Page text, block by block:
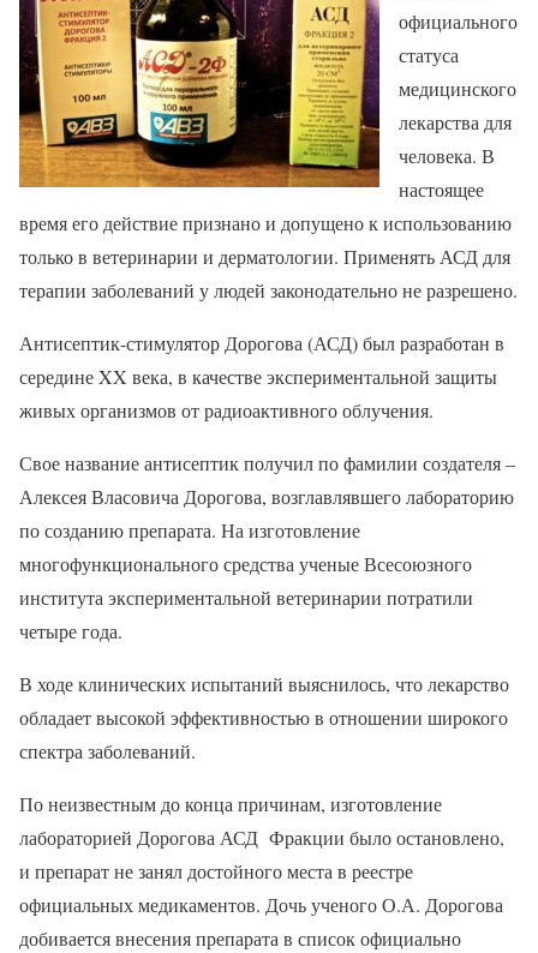
официального
статуса
медицинского
лекарства для
человека. В
настоящее
время его действие признано и допущено к использованию
только в ветеринарии и дерматологии. Применять АСД для
терапии заболеваний у людей законодательно не разрешено.
Антисептик-стимулятор Дорогова (АСД) был разработан в
середине XX века, в качестве экспериментальной защиты
живых организмов от радиоактивного облучения.
Свое название антисептик получил по фамилии создателя –
Алексея Власовича Дорогова, возглавлявшего лабораторию
по созданию препарата. На изготовление
многофункционального средства ученые Всесоюзного
института экспериментальной ветеринарии потратили
четыре года.
В ходе клинических испытаний выяснилось, что лекарство
обладает высокой эффективностью в отношении широкого
спектра заболеваний.
По неизвестным до конца причинам, изготовление
лабораторией Дорогова АСД Фракции было остановлено,
и препарат не занял достойного места в реестре
официальных медикаментов. Дочь ученого О.А. Дорогова
добивается внесения препарата в список официально